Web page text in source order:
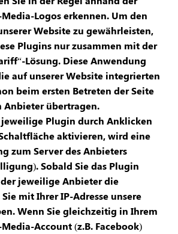
Logos erkennen. Um den
Website zu gewährleisten,
Plugins nur zusammen mit der
Lösung. Diese Anwendung
auf unserer Website integrierten
beim ersten Betreten der Seite
übertragen.
jeweilige Plugin durch Anklicken
aktivieren, wird eine
zum Server des Anbieters
Sobald Sie das Plugin
jeweilige Anbieter die
mit Ihrer IP-Adresse unsere
Wenn Sie gleichzeitig in Ihrem
Account (z.B. Facebook)